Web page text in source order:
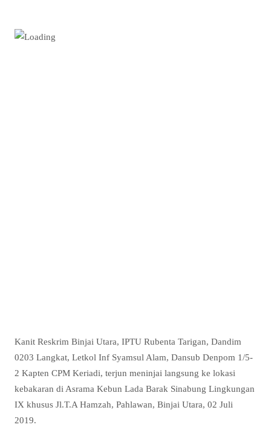
Kanit Reskrim Binjai Utara, IPTU Rubenta Tarigan, Dandim
0203 Langkat, Letkol Inf Syamsul Alam, Dansub Denpom 1/5-
2 Kapten CPM Keriadi, terjun meninjai langsung ke lokasi
kebakaran di Asrama Kebun Lada Barak Sinabung Lingkungan
IX khusus Jl.T.A Hamzah, Pahlawan, Binjai Utara, 02 Juli
2019.